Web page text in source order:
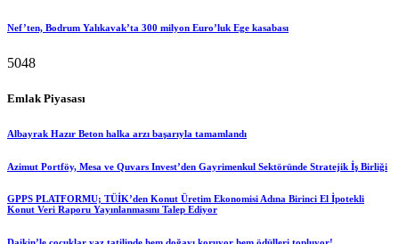
Nef’ten, Bodrum Yalıkavak’ta 300 milyon Euro’luk Ege kasabası
5048
Emlak Piyasası
Albayrak Hazır Beton halka arzı başarıyla tamamlandı
Azimut Portföy, Mesa ve Quvars Invest’den Gayrimenkul Sektöründe Stratejik İş Birliği
GPPS PLATFORMU; TÜİK’den Konut Üretim Ekonomisi Adına Birinci El İpotekli
Konut Veri Raporu Yayınlanmasını Talep Ediyor